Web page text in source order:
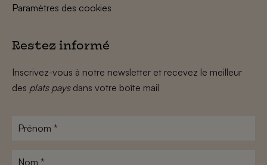
Paramètres des cookies
Restez informé
Inscrivez-vous à notre newsletter et recevez le meilleur
des plats paysdans votre boîte mail
Prénom
Nom